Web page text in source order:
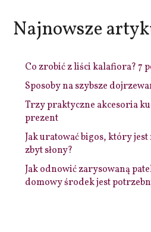
Najnowsze
Co zrobić z liści kalafiora? 7
Sposoby na szybsze
Trzy praktyczne akcesoria
prezent
Jak uratować bigos, który
zbyt słony?
Jak odnowić zarysowaną
domowy środek jest